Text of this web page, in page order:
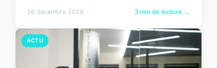
26 décembre 2024 3 min de lecture →
ACTU